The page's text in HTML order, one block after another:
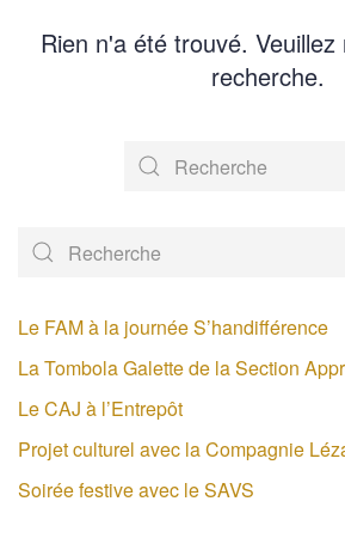
Rien n'a été trouvé.
recherche.
Le FAM à la journée S’handifférence
La Tombola Galette de la Section
Le CAJ à l’Entrepôt
Projet culturel avec la Compagnie
Soirée festive avec le SAVS